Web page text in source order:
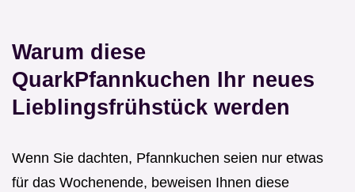
Warum diese
QuarkPfannkuchen Ihr neues
Lieblingsfrühstück werden
Wenn Sie dachten, Pfannkuchen seien nur etwas
für das Wochenende, beweisen Ihnen diese